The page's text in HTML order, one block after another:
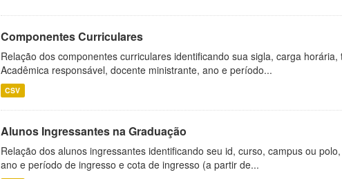
Componentes Curriculares
Relação dos componentes curriculares identificando sua sigla, carga
Acadêmica responsável, docente ministrante, ano e período...
CSV
Alunos Ingressantes na Graduação
Relação dos alunos ingressantes identificando seu id, curso, campus ou
ano e período de ingresso e cota de ingresso (a partir de...